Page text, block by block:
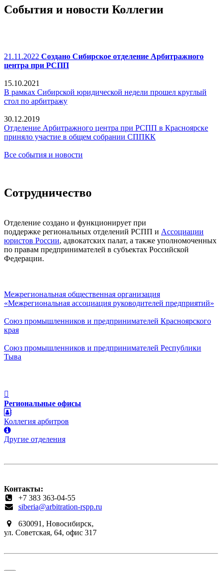
События и новости Коллегии
21.11.2022 Создано Сибирское отделение Арбитражного
центра при РСПП
15.10.2021
В рамках Сибирской юридической недели прошел круглый
стол по арбитражу
30.12.2019
Отделение Арбитражного центра при РСПП в Красноярске
приняло участие в общем собрании СППКК
Все события и новости
Сотрудничество
Отделение создано и функционирует при
поддержке региональных отделений РСПП и Ассоциации
юристов России, адвокатских палат, а также уполномоченных
по правам предпринимателей в субъектах Российской
Федерации.
Межрегиональная общественная организация
«Межрегиональная ассоциация руководителей предприятий»
Союз промышленников и предпринимателей Красноярского
края
Союз промышленников и предпринимателей Республики
Тыва
Региональные офисы
Коллегия арбитров
Другие отделения
Контакты:
+7 383 363-04-55
siberia@arbitration-rspp.ru
630091, Новосибирск,
ул. Советская, 64, офис 317